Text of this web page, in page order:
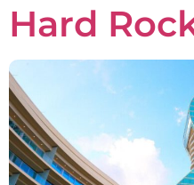
Hard